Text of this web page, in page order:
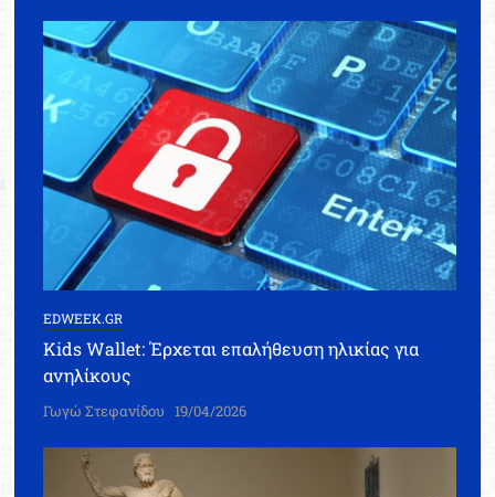
EDWEEK.GR
Kids Wallet: Έρχεται επαλήθευση ηλικίας για
ανηλίκους
Γωγώ Στεφανίδου 19/04/2026